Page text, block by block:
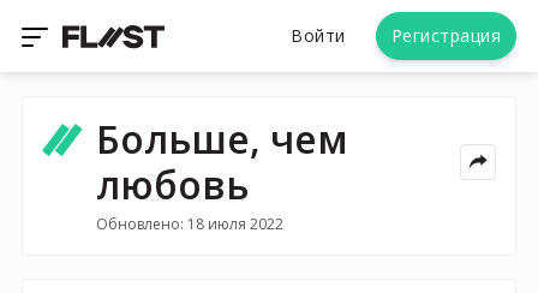
Войти Регистрация
Больше, чем
любовь
Обновлено: 18 июля 2022